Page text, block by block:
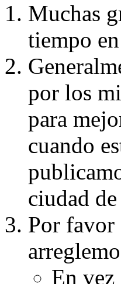
Muchas
tiempo
por los
para
cuando
ciudad
Por favor
En